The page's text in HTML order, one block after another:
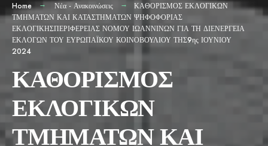
Home Νέα - Ανακοινώσεις
ΚΑΘΟΡΙΣΜΟΣ ΕΚΛΟΓΙΚΩΝ
ΤΜΗΜΑΤΩΝ ΚΑΙ ΚΑΤΑΣΤΗΜΑΤΩΝ ΨΗΦΟΦΟΡΙΑΣ
ΕΚΛΟΓΙΚΗΣΠΕΡΙΦΕΡΕΙΑΣ ΝΟΜΟΥ ΙΩΑΝΝΙΝΩΝ ΓΙΑ ΤΗ ΔΙΕΝΕΡΓΕΙΑ
ΕΚΛΟΓΩΝ ΤΟΥ ΕΥΡΩΠΑΪΚΟΥ ΚΟΙΝΟΒΟΥΛΙΟΥ ΤΗΣ9ης ΙΟΥΝΙΟΥ
2024
ΚΑΘΟΡΙΣΜΟΣ
ΕΚΛΟΓΙΚΩΝ
ΤΜΗΜΑΤΩΝ ΚΑΙ